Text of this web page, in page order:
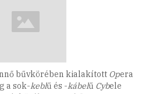
bűvkörében kialakított Opera
a sok-keblű és -kábelű Cybele